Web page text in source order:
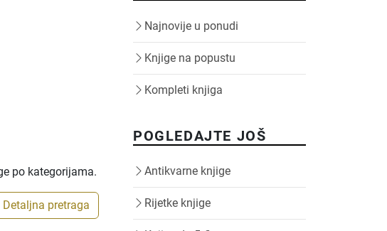
po kategorijama.
Detaljna pretraga
Najnovije u ponudi
Knjige na popustu
Kompleti knjiga
POGLEDAJTE JOŠ
Antikvarne knjige
Rijetke knjige